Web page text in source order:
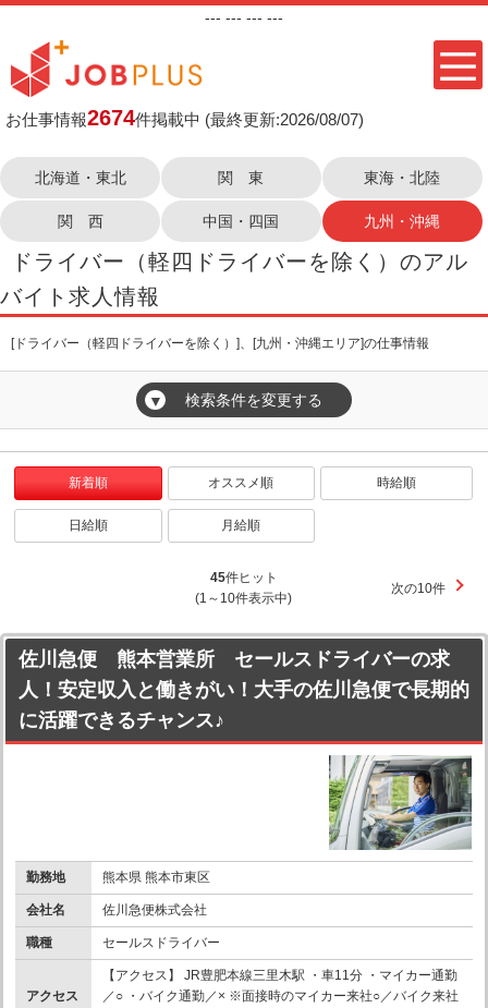
--- --- --- ---
お仕事情報2674件掲載中 (最終更新:2026/08/07)
北海道・東北 関 東 東海・北陸
関 西 中国・四国 九州・沖縄
ドライバー（軽四ドライバーを除く）のアル
バイト求人情報
[ドライバー（軽四ドライバーを除く）]、[九州・沖縄エリア]の仕事情報
▼ 検索条件を変更する
新着順 オススメ順 時給順
日給順 月給順
45件ヒット
(1～10件表示中)
次の10件
佐川急便 熊本営業所 セールスドライバーの求
人！安定収入と働きがい！大手の佐川急便で長期的
に活躍できるチャンス♪
勤務地 熊本県 熊本市東区
会社名 佐川急便株式会社
職種 セールスドライバー
アクセス
【アクセス】 JR豊肥本線三里木駅 ・車11分 ・マイカー通勤
／○ ・バイク通勤／× ※面接時のマイカー来社○／バイク来社